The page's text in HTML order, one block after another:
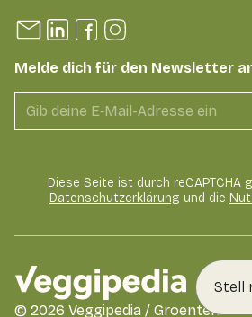
Stell
Melde dich für den Newsletter
Diese Seite ist durch reCAPTCHA
Datenschutzerklärung und die
© 2026 Veggipedia /